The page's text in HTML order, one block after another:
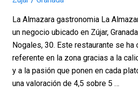
La Almazara gastronomia La
un negocio ubicado en Zújar,
Nogales, 30. Este restaurante se ha
referente en la zona gracias a la
y a la pasión que ponen en cada
una valoración de 4,5 sobre 5 …
–
Granada